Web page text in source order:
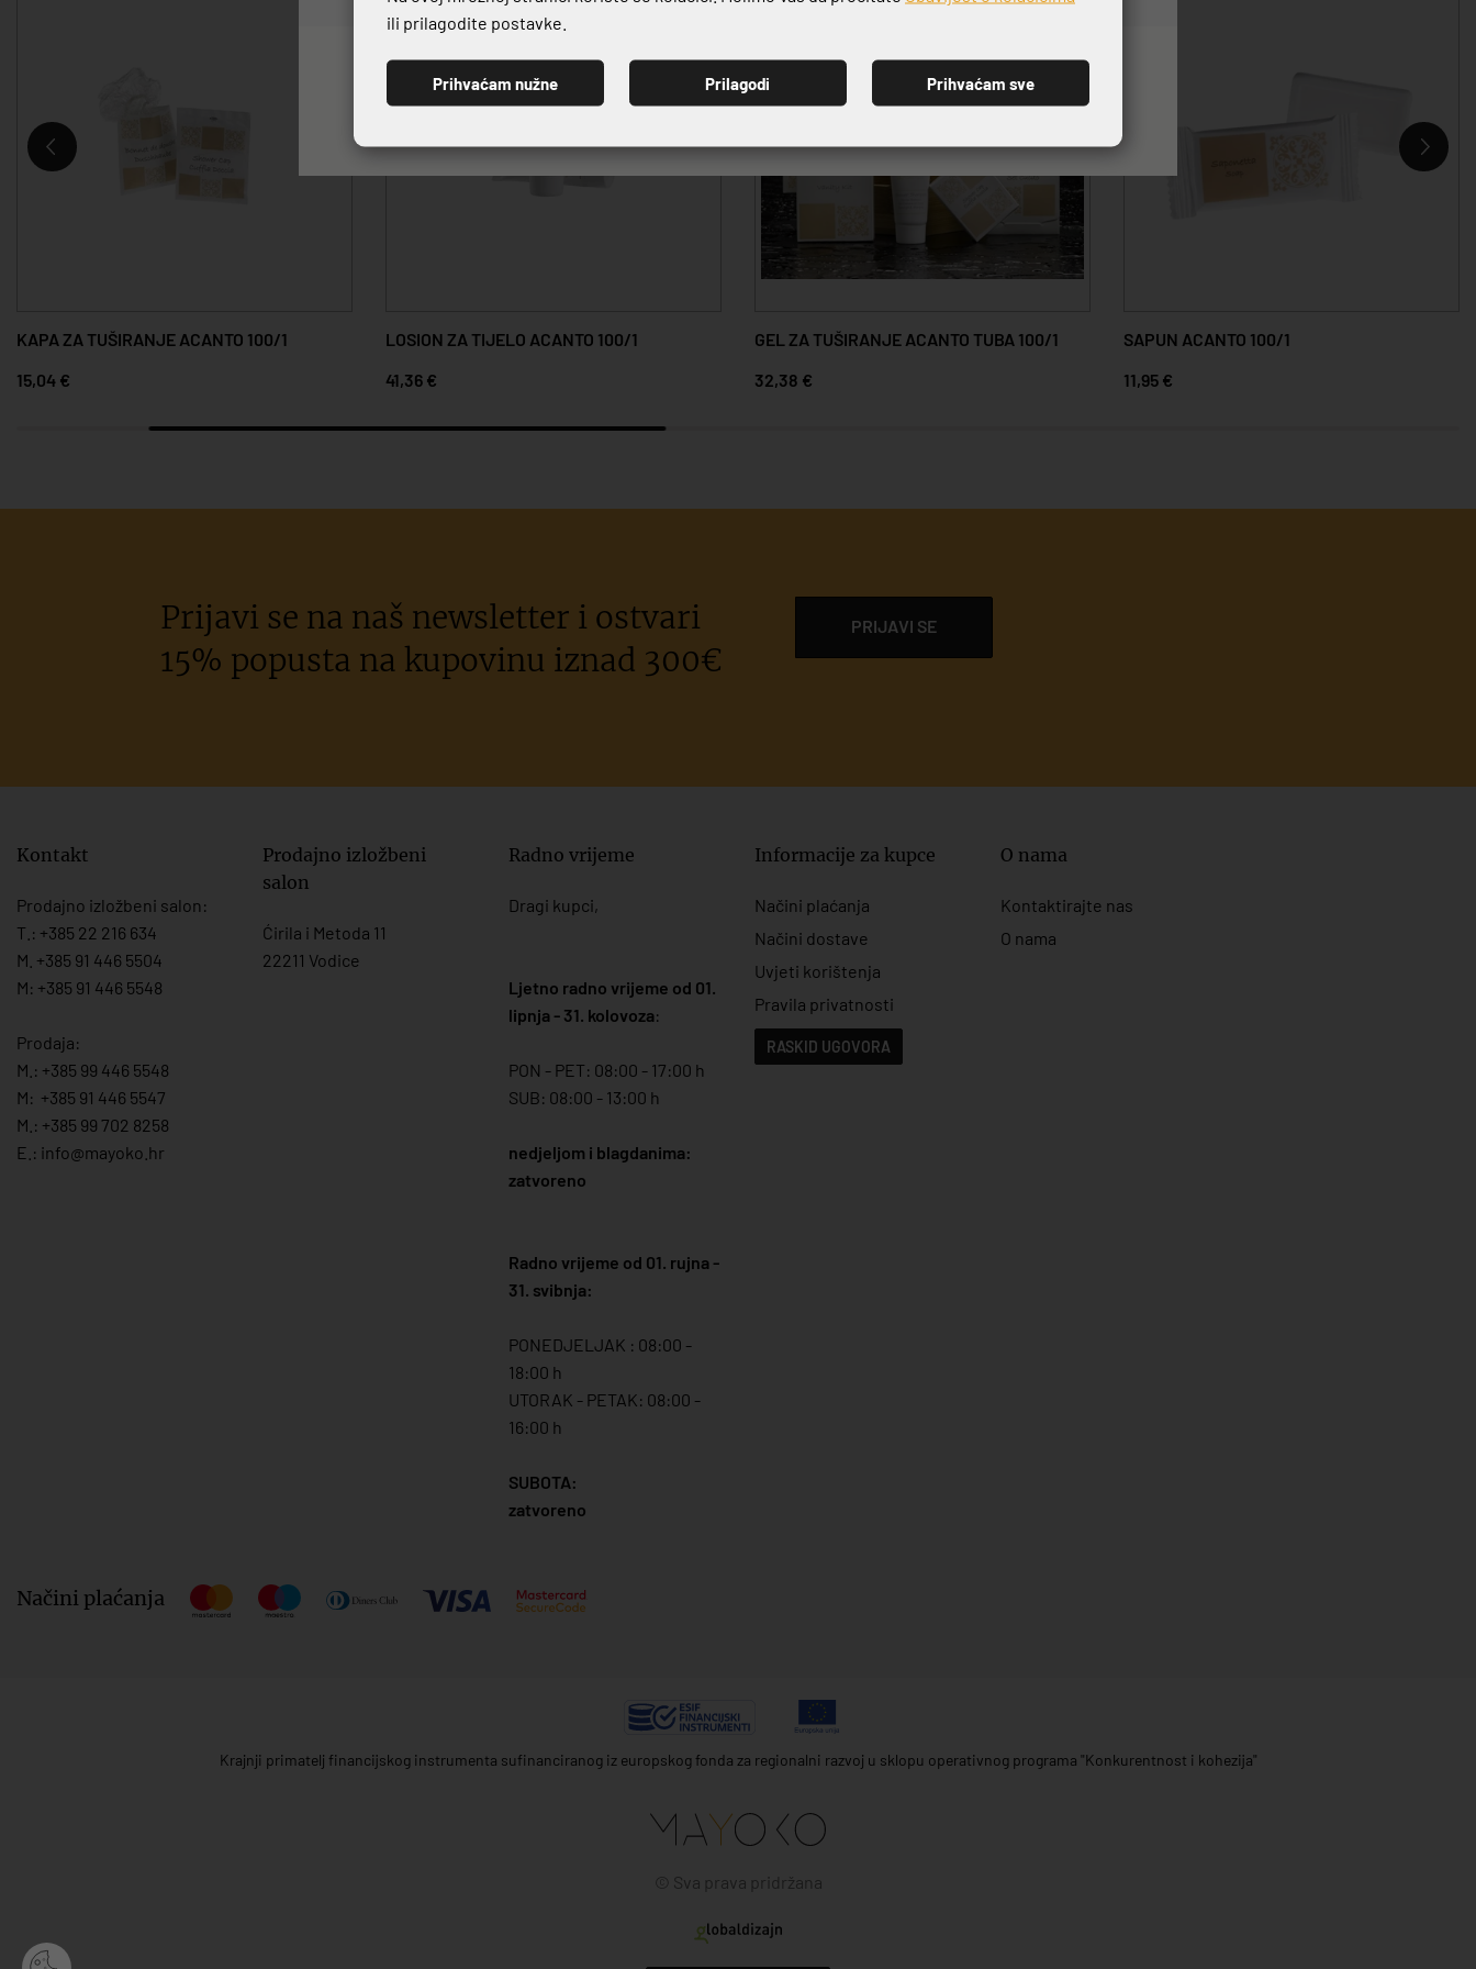
KAPA ZA TUŠIRANJE ACANTO 100/1
15,04 €
LOSION ZA TIJELO ACANTO 100/1
41,36 €
GEL ZA TUŠIRANJE ACANTO TUBA 100/1
32,38 €
SAPUN ACANTO 100/1
11,95 €
Prijavi se na naš newsletter i ostvari
15% popusta na kupovinu iznad 300€
PRIJAVI SE
Kontakt
Prodajno izložbeni salon:
T.: +385 22 216 634
M. +385 91 446 5504
M: +385 91 446 5548
Prodaja:
M.: +385 99 446 5548
M: +385 91 446 5547
M.: +385 99 702 8258
E.: info@mayoko. hr
Prodajno izložbeni
salon
Ćirila i Metoda 11
22211 Vodice
Radno vrijeme
Dragi kupci,
Ljetno radno vrijeme od 01.
lipnja - 31. kolovoza:
PON - PET: 08:00 - 17:00 h
SUB: 08:00 - 13:00 h
nedjeljom i blagdanima:
zatvoreno
Radno vrijeme od 01. rujna -
31. svibnja:
PONEDJELJAK : 08:00 -
18:00 h
UTORAK - PETAK: 08:00 -
16:00 h
SUBOTA:
zatvoreno
Informacije za kupce
Načini plaćanja
Načini dostave
Uvjeti korištenja
Pravila privatnosti
RASKID UGOVORA
O nama
Kontaktirajte nas
O nama
Načini plaćanja
Krajnji primatelj financijskog instrumenta sufinanciranog iz europskog fonda za regionalni razvoj u sklopu operativnog programa "Konkurentnost i kohezija"
© Sva prava pridržana
PRIJAVI SE
ili prilagodite postavke.
Prihvaćam nužne Prilagodi Prihvaćam sve